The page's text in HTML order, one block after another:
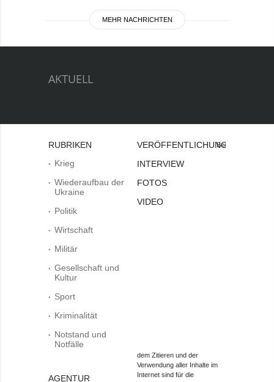
MEHR NACHRICHTEN
AKTUELL
RUBRIKEN
Krieg
Wiederaufbau der
Ukraine
Politik
Wirtschaft
Militär
Gesellschaft und
Kultur
Sport
Kriminalität
Notstand und
Notfälle
AGENTUR
VERÖFFENTLICHUNGEN
INTERVIEW
FOTOS
VIDEO
Bei
dem Zitieren und der
Verwendung aller Inhalte im
Internet sind für die